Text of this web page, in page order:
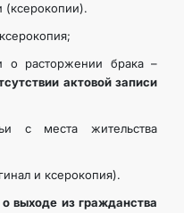
(ксерокопии).
о расторжении брака –
актовой записи
с места жительства
и ксерокопия).
выходе из гражданства